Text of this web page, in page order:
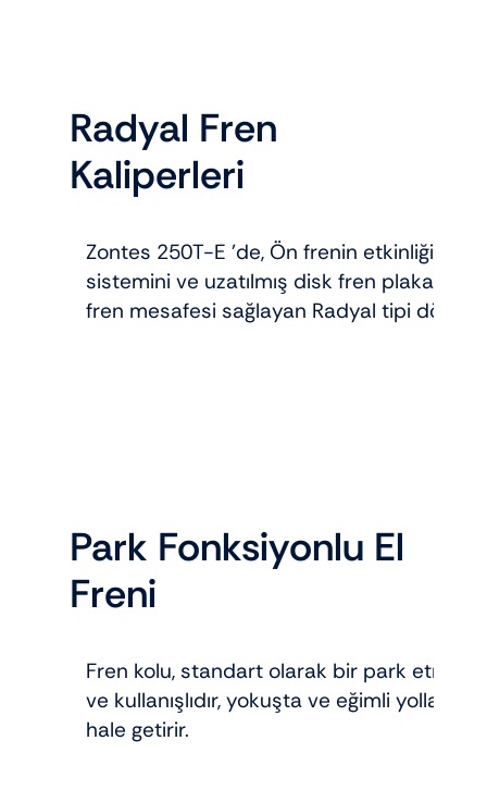
Radyal Fren
Kaliperleri
Zontes 250T-E ’de, Ön frenin etkinliğini
sistemini ve uzatılmış disk fren plakası
fren mesafesi sağlayan Radyal tipi dört
Park Fonksiyonlu El
Freni
Fren kolu, standart olarak bir park etme
ve kullanışlıdır, yokuşta ve eğimli
hale getirir.